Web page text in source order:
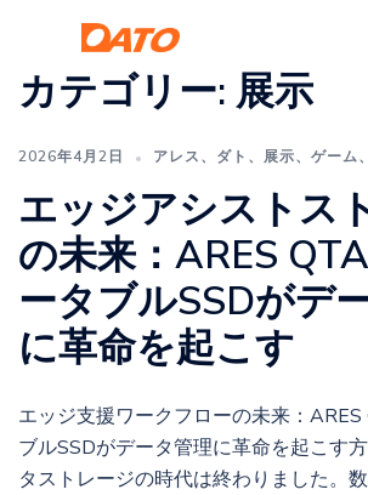
カテゴリー: 展示
2026年4月2日 アレス、 ダト 、 展示、 ゲーム、
エッジアシストス
の未来：ARES
ータブルSSDがデ
に革命を起こす
エッジ支援ワークフローの未来：
ブルSSDがデータ管理に革命を起こす
タストレージの時代は終わりました。